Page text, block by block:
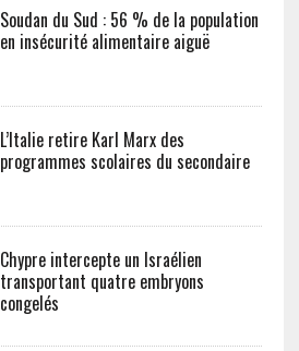
Soudan du Sud : 56 % de la population
en insécurité alimentaire aiguë
L’Italie retire Karl Marx des
programmes scolaires du secondaire
Chypre intercepte un Israélien
transportant quatre embryons
congelés